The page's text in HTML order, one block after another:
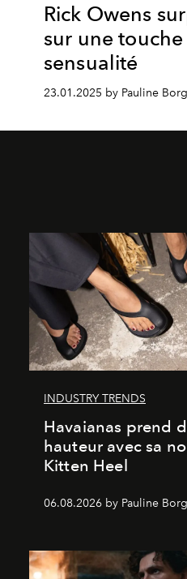
Rick Owens
sur une
sensualité
23.01.2025 by Pauline
INDUSTRY TRENDS
Havaianas prend
hauteur avec sa
Kitten Heel
06.08.2026 by Pauline